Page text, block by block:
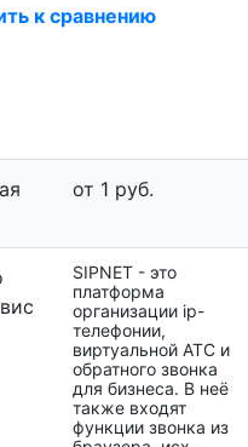
к сравнению
от 1 руб.
SIPNET - это
платформа
организации ip-
телефонии,
виртуальной АТС и
обратного звонка
для бизнеса. В неё
также входят
функции звонка из